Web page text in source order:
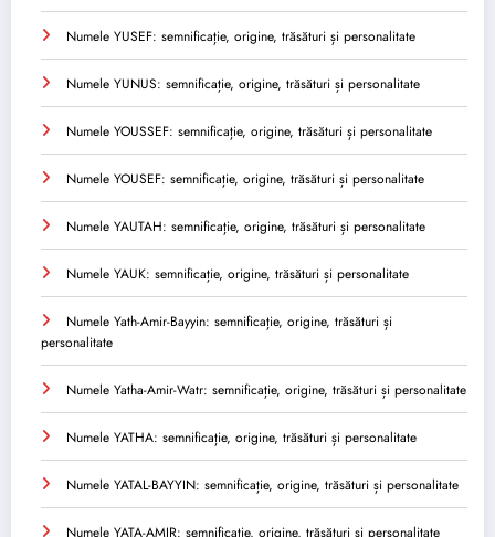
Numele YUSEF: semnificație, origine, trăsături și personalitate
Numele YUNUS: semnificație, origine, trăsături și personalitate
Numele YOUSSEF: semnificație, origine, trăsături și personalitate
Numele YOUSEF: semnificație, origine, trăsături și personalitate
Numele YAUTAH: semnificație, origine, trăsături și personalitate
Numele YAUK: semnificație, origine, trăsături și personalitate
Numele Yath-Amir-Bayyin: semnificație, origine, trăsături și
personalitate
Numele Yatha-Amir-Watr: semnificație, origine, trăsături și personalitate
Numele YATHA: semnificație, origine, trăsături și personalitate
Numele YATAL-BAYYIN: semnificație, origine, trăsături și personalitate
Numele YATA-AMIR: semnificație, origine, trăsături și personalitate